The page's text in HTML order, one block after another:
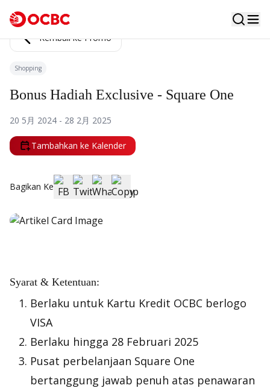
Kembali ke Promo
Shopping
Bonus Hadiah Exclusive - Square One
20 5月 2024 - 28 2月 2025
Tambahkan ke Kalender
Bagikan Ke
Syarat & Ketentuan:
Berlaku untuk Kartu Kredit OCBC berlogo
VISA
Berlaku hingga 28 Februari 2025
Pusat perbelanjaan Square One
bertanggung jawab penuh atas penawaran